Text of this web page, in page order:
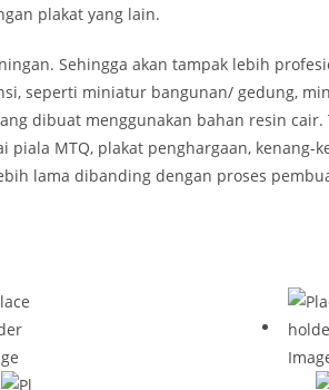
plakat yang lain.
Sehingga akan tampak lebih
seperti miniatur bangunan/ gedung,
dibuat menggunakan bahan resin
MTQ, plakat penghargaan, kenang-
lama dibanding dengan proses